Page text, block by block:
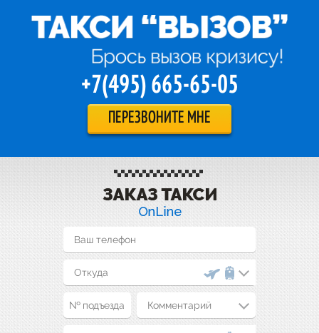
+7(495) 665-65-05
ПЕРЕЗВОНИТЕ МНЕ
Комментарий